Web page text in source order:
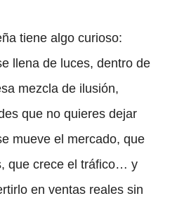
tiene algo curioso:
llena de luces, dentro de
mezcla de ilusión,
que no quieres dejar
mueve el mercado, que
que crece el tráfico… y
en ventas reales sin